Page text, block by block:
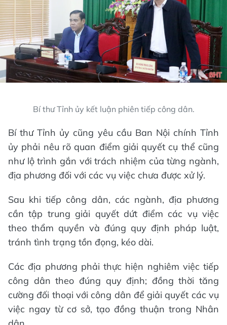
Bí thư Tỉnh ủy kết luận phiên tiếp công dân.
Bí thư Tỉnh ủy cũng yêu cầu Ban Nội chính Tỉnh
ủy phải nêu rõ quan điểm giải quyết cụ thể cũng
như lộ trình gắn với trách nhiệm của từng ngành,
địa phương đối với các vụ việc chưa được xử lý.
Sau khi tiếp công dân, các ngành, địa phương
cần tập trung giải quyết dứt điểm các vụ việc
theo thẩm quyền và đúng quy định pháp luật,
tránh tình trạng tồn đọng, kéo dài.
Các địa phương phải thực hiện nghiêm việc tiếp
công dân theo đúng quy định; đồng thời tăng
cường đối thoại với công dân để giải quyết các vụ
việc ngay từ cơ sở, tạo đồng thuận trong Nhân